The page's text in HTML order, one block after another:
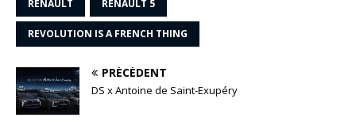
RENAULT RENAULT 5
REVOLUTION IS A FRENCH THING
PRÉCÉDENT
DS x Antoine de Saint-Exupéry